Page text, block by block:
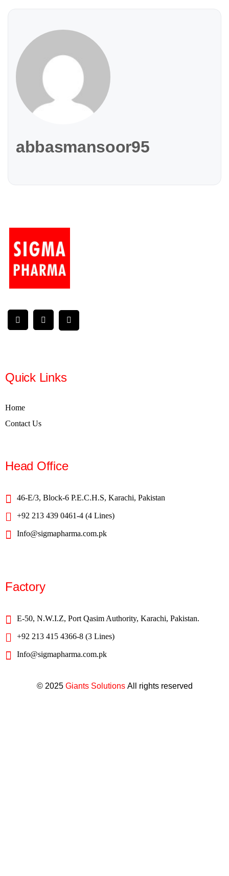
abbasmansoor95
Quick Links
Home
Contact Us
Head Office
46-E/3, Block-6 P.E.C.H.S, Karachi, Pakistan
+92 213 439 0461-4 (4 Lines)
Info@sigmapharma.com.pk
Factory
E-50, N.W.I.Z, Port Qasim Authority, Karachi, Pakistan.
+92 213 415 4366-8 (3 Lines)
Info@sigmapharma.com.pk
© 2025 Giants Solutions All rights reserved